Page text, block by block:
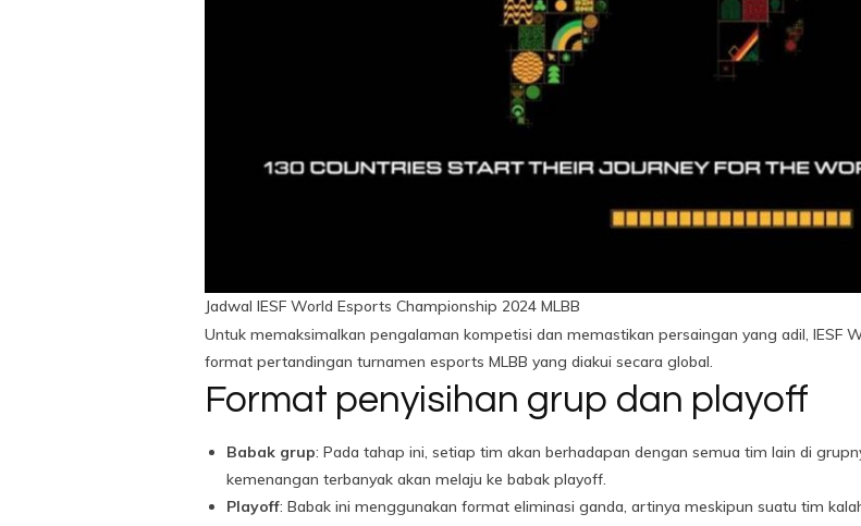
Jadwal IESF World Esports Championship 2024 MLBB
Untuk memaksimalkan pengalaman kompetisi dan memastikan persaingan yang adil, IESF
format pertandingan turnamen esports MLBB yang diakui secara global.
Format penyisihan grup dan playoff
Babak grup: Pada tahap ini, setiap tim akan berhadapan dengan semua tim lain di
kemenangan terbanyak akan melaju ke babak playoff.
Playoff: Babak ini menggunakan format eliminasi ganda, artinya meskipun suatu tim